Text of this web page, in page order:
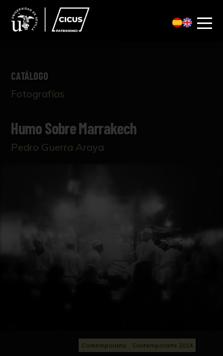
CATÁLOGO
Fotografías
Humo Sobre Marrakech
Pedro Guerra Araya
Contemporarte Contemporarte 2014